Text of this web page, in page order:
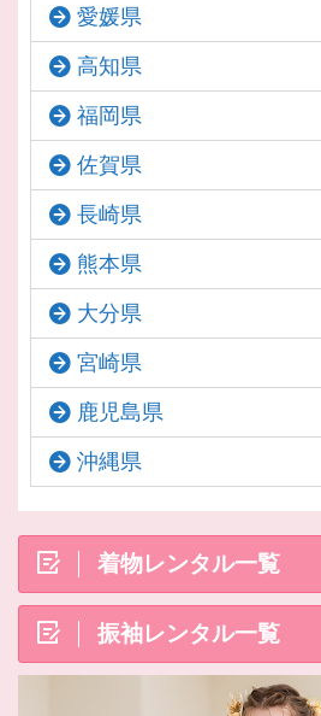
愛媛県
高知県
福岡県
佐賀県
長崎県
熊本県
大分県
宮崎県
鹿児島県
沖縄県
着物レンタル一覧
振袖レンタル一覧